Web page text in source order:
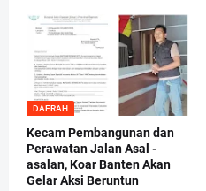
DAERAH
Kecam Pembangunan dan
Perawatan Jalan Asal -
asalan, Koar Banten Akan
Gelar Aksi Beruntun